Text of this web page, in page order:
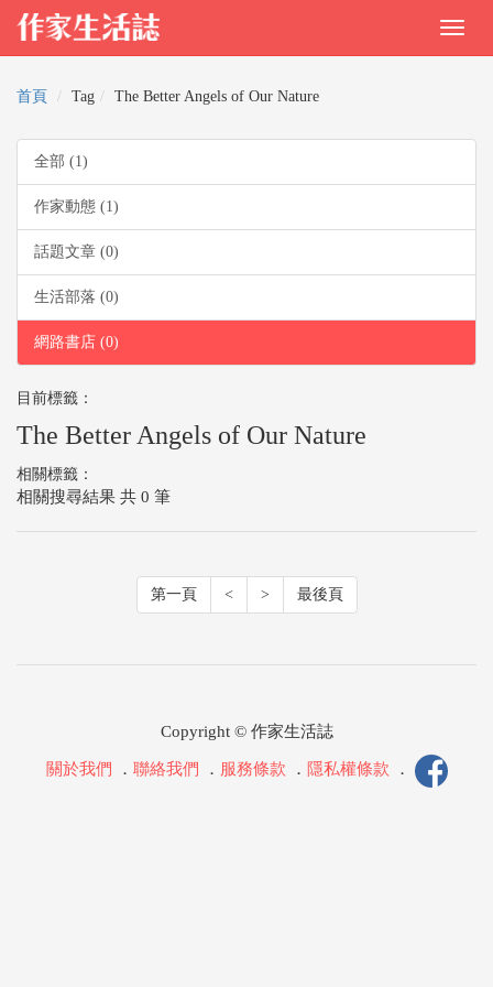
首頁 Tag The Better Angels of Our Nature
全部 (1)
作家動態 (1)
話題文章 (0)
生活部落 (0)
網路書店 (0)
目前標籤：
The Better Angels of Our Nature
相關標籤：
相關搜尋結果 共 0 筆
第一頁 < > 最後頁
Copyright © 作家生活誌
關於我們 ． 聯絡我們 ． 服務條款 ． 隱私權條款 ．